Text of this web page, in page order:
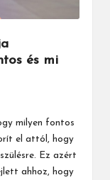
és mi
milyen fontos
el attól, hogy
Ez azért
ahhoz, hogy